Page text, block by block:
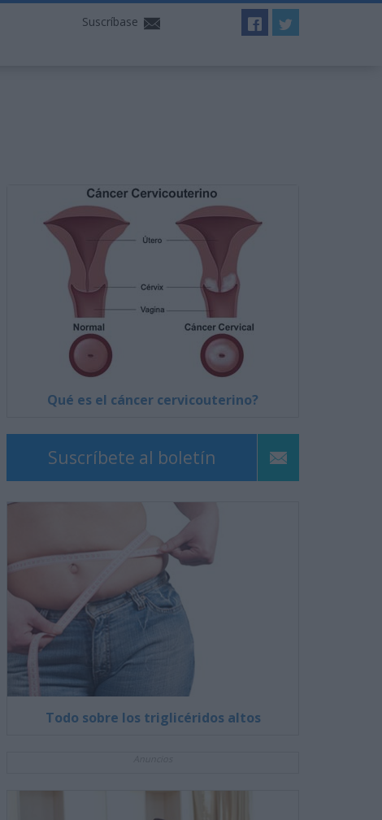
Suscríbase
Qué es el cáncer cervicouterino?
Suscríbete al boletín
Todo sobre los triglicéridos altos